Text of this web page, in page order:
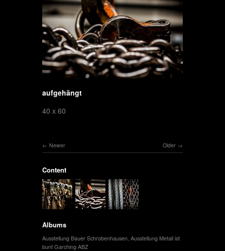
aufgehängt
40 x 60
Older
Newer
Content
Albums
Ausstellung Bauer Schrobenhausen Ausstellung Metall ist
bunt Garching ABZ